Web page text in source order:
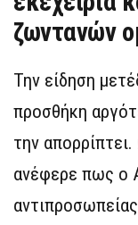
ζωντανών
Την είδηση
προσθήκη
την
ανέφερε πως ο